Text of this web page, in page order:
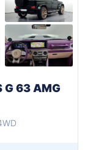
G 63 AMG